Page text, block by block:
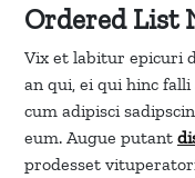
Ordered List
Vix et labitur epicuri
an qui, ei qui hinc falli
cum adipisci
eum. Augue putant
prodesset